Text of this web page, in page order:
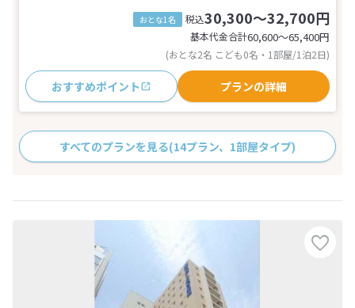
おとな1名 税込30,300～32,700円
基本代金合計60,600〜65,400円
(おとな2名 こども0名・1部屋/1泊2日)
おすすめポイント プランの詳細
すべてのプランを見る(14プラン、1部屋タイプ)